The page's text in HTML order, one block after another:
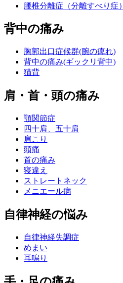
腰椎分離症（分離すべり症）
背中の痛み
胸郭出口症候群(腕の痺れ)
背中の痛み(ギックリ背中)
猫背
肩・首・頭の痛み
顎関節症
四十肩、五十肩
肩こり
頭痛
首の痛み
寝違え
ストレートネック
メニエール病
自律神経の悩み
自律神経失調症
めまい
耳鳴り